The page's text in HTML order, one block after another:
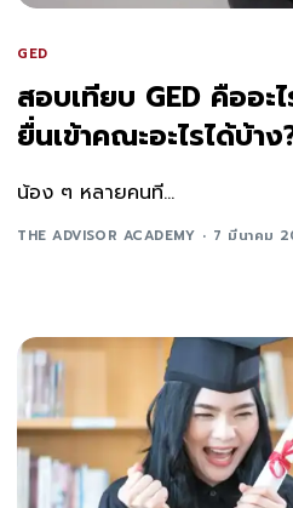
GED
สอบเทียบ GED คืออะ
ยื่นเข้าคณะอะไรได้บ้าง
น้อง ๆ หลายคนที...
THE ADVISOR ACADEMY 7 มีนาคม